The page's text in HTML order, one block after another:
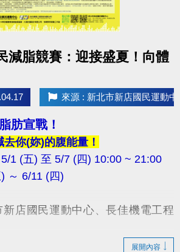
減脂競賽：迎接盛夏！向體
來源 : 新北市新店國民運動中
肪宣戰！
你(妳)的腹能量！
5/1 (五) 至 5/7 (四) 10:00 ~ 21:00
～ 6/11 (四)
新店國民運動中心、長佳機電工程
政府體育局、中華民國體育健康推
展開內容